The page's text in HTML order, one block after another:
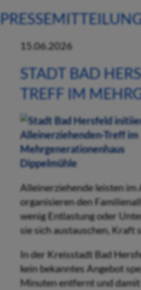
15.06.2026
STADT BAD
TREFF IM
Alleinerziehende leisten im
organisieren den
wenig Entlastung oder
sie sich austauschen, Kraft
In der Kreisstadt Bad
kein bekanntes Angebot
Minuten entfernt und